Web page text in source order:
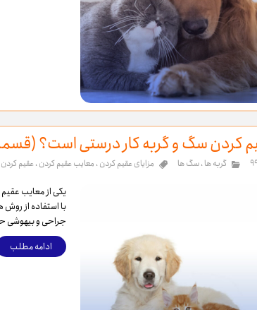
کردن سگ و گربه کار درستی است؟
گربه ها،سگ ها مزایای عقیم کردن، معایب عقیم کردن، عقیم
یکی از معایب عقیم
با استفاده از
جراحی و بیهوشی
ادامه مطلب